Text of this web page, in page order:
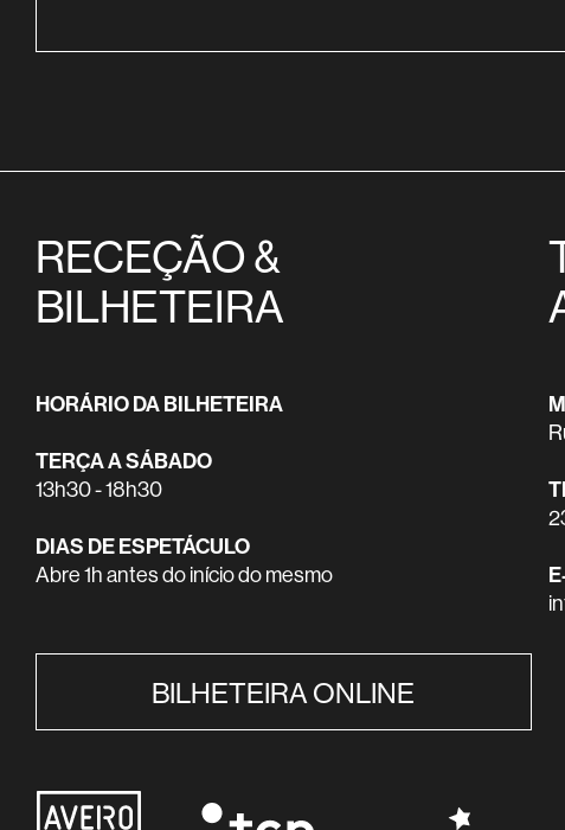
RECEÇÃO &
BILHETEIRA
HORÁRIO DA BILHETEIRA
TERÇA A SÁBADO
13h30 - 18h30
DIAS DE ESPETÁCULO
Abre 1h antes do início do mesmo
BILHETEIRA ONLINE